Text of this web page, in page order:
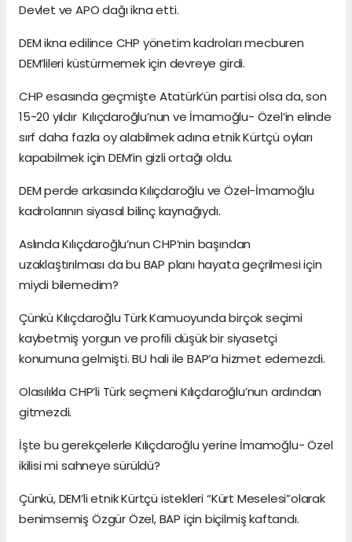
Devlet ve APO dağı ikna etti.
DEM ikna edilince CHP yönetim kadroları mecburen
DEM’lileri küstürmemek için devreye girdi.
CHP esasında geçmişte Atatürk’ün partisi olsa da, son
15-20 yıldır Kılıçdaroğlu’nun ve İmamoğlu- Özel’in elinde
sırf daha fazla oy alabilmek adına etnik Kürtçü oyları
kapabilmek için DEM’in gizli ortağı oldu.
DEM perde arkasında Kılıçdaroğlu ve Özel-İmamoğlu
kadrolarının siyasal bilinç kaynağıydı.
Aslında Kılıçdaroğlu’nun CHP’nin başından
uzaklaştırılması da bu BAP planı hayata geçrilmesi için
miydi bilemedim?
Çünkü Kılıçdaroğlu Türk Kamuoyunda birçok seçimi
kaybetmiş yorgun ve profili düşük bir siyasetçi
konumuna gelmişti. BU hali ile BAP’a hizmet edemezdi.
Olasılıkla CHP’li Türk seçmeni Kılıçdaroğlu’nun ardından
gitmezdi.
İşte bu gerekçelerle Kılıçdaroğlu yerine İmamoğlu- Özel
ikilisi mi sahneye sürüldü?
Çünkü, DEM’li etnik Kürtçü istekleri “Kürt Meselesi”olarak
benimsemiş Özgür Özel, BAP için biçilmiş kaftandı.